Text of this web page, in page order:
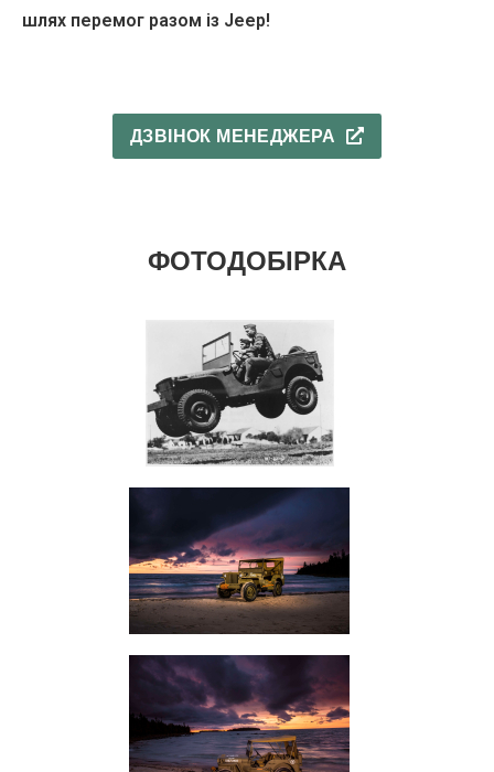
шлях перемог разом із Jeep!
ДЗВІНОК МЕНЕДЖЕРА
ФОТОДОБІРКА